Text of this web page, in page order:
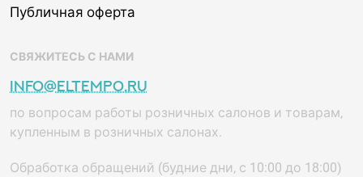
Публичная оферта
СВЯЖИТЕСЬ С НАМИ
info@eltempo.ru
по вопросам работы розничных салонов и товарам,
купленным в розничных салонах.
Обработка обращений (будние дни, с 10:00 до 18:00)